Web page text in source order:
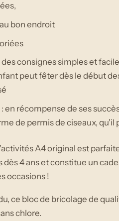
bon endroit
des consignes simples et
peut fêter dès le début
: en récompense de ses
de permis de ciseaux,
A4 original est
dès 4 ans et constitue un
occasions !
ce bloc de bricolage de
chlore.